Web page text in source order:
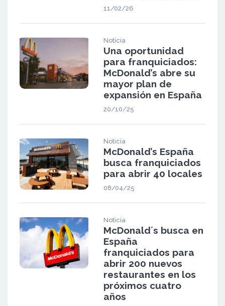
11/02/26
Noticia
Una oportunidad
para franquiciados:
McDonald’s abre su
mayor plan de
expansión en España
20/10/25
Noticia
McDonald’s España
busca franquiciados
para abrir 40 locales
08/04/25
Noticia
McDonald´s busca en
España
franquiciados para
abrir 200 nuevos
restaurantes en los
próximos cuatro
años